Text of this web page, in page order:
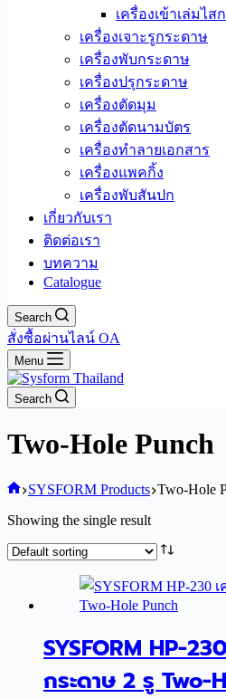
เครื่องเข้าเล่มไส
เครื่องเจาะรูกระดาษ
เครื่องพับกระดาษ
เครื่องปรุกระดาษ
เครื่องตัดมุม
เครื่องตัดนามบัตร
เครื่องทำลายเอกสาร
เครื่องแพคกิ้ง
เครื่องพับสันปก
เกี่ยวกับเรา
ติดต่อเรา
บทความ
Catalogue
Search
สั่งซื้อผ่านไลน์ OA
Menu
Search
Two-Hole Punch
Home
SYSFORM Products Two-Hole
Showing the single result
SYSFORM HP-
กระดาษ 2 รู Two-